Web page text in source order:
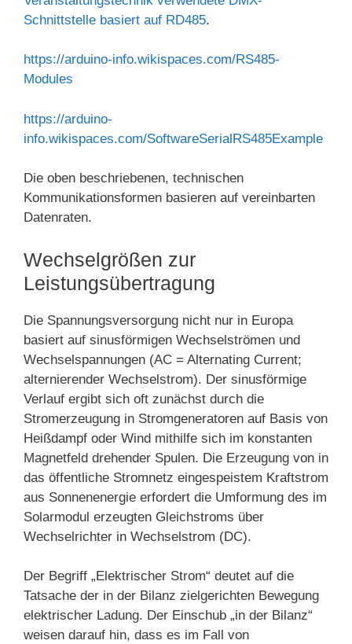
Schnittstelle basiert auf RD485.
https://arduino-info.wikispaces.com/RS485-
Modules
https://arduino-
info.wikispaces.com/SoftwareSerialRS485Example
Die oben beschriebenen, technischen
Kommunikationsformen basieren auf vereinbarten
Datenraten.
Wechselgrößen zur
Leistungsübertragung
Die Spannungsversorgung nicht nur in Europa
basiert auf sinusförmigen Wechselströmen und
Wechselspannungen (AC = Alternating Current;
alternierender Wechselstrom). Der sinusförmige
Verlauf ergibt sich oft zunächst durch die
Stromerzeugung in Stromgeneratoren auf Basis von
Heißdampf oder Wind mithilfe sich im konstanten
Magnetfeld drehender Spulen. Die Erzeugung von in
das öffentliche Stromnetz eingespeistem Kraftstrom
aus Sonnenenergie erfordert die Umformung des im
Solarmodul erzeugten Gleichstroms über
Wechselrichter in Wechselstrom (DC).
Der Begriff „Elektrischer Strom“ deutet auf die
Tatsache der in der Bilanz zielgerichten Bewegung
elektrischer Ladung. Der Einschub „in der Bilanz“
weisen darauf hin, dass es im Fall von